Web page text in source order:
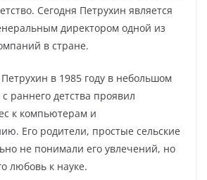
Сегодня Петрухин является
директором одной из
в стране.
в 1985 году в небольшом
раннего детства проявил
к компьютерам и
Его родители, простые сельские
не понимали его увлечений, но
любовь к науке.